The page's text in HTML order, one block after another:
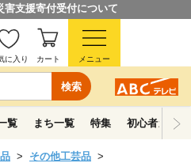
害支援寄付受付について
検索
に入り カート メニュー
覧 まち一覧 特集 初心者ガイド
その他工芸品